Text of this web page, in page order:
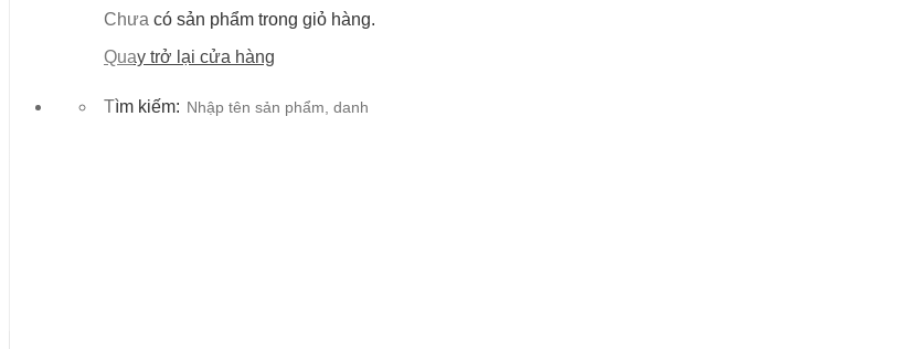
Chưa có sản phẩm trong giỏ hàng.
Quay trở lại cửa hàng
Tìm kiếm: